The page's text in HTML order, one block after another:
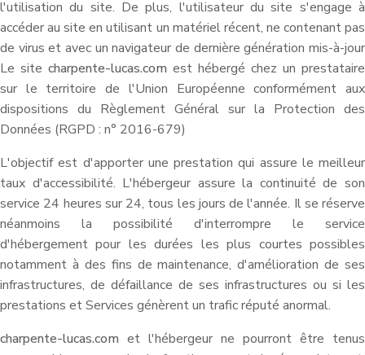
l'utilisation du site. De plus, l'utilisateur du site s'engage à
accéder au site en utilisant un matériel récent, ne contenant pas
de virus et avec un navigateur de dernière génération mis-à-jour
Le site charpente-lucas.com est hébergé chez un prestataire
sur le territoire de l'Union Européenne conformément aux
dispositions du Règlement Général sur la Protection des
Données (RGPD : n° 2016-679)
L'objectif est d'apporter une prestation qui assure le meilleur
taux d'accessibilité. L'hébergeur assure la continuité de son
service 24 heures sur 24, tous les jours de l'année. Il se réserve
néanmoins la possibilité d'interrompre le service
d'hébergement pour les durées les plus courtes possibles
notamment à des fins de maintenance, d'amélioration de ses
infrastructures, de défaillance de ses infrastructures ou si les
prestations et Services génèrent un trafic réputé anormal.
charpente-lucas.com et l'hébergeur ne pourront être tenus